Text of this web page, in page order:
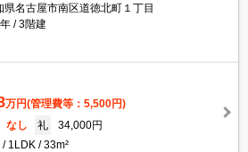
県名古屋市南区道徳北町１丁目
3階建
万円(管理費等：5,500円)
なし 礼
34,000円
1LDK 33m²